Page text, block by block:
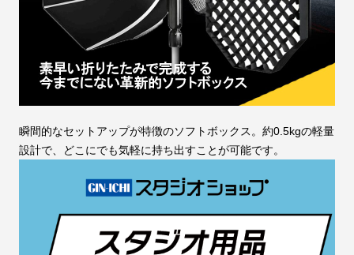
瞬間的なセットアップが特徴のソフトボックス。約0.5kgの軽量
設計で、どこにでも気軽に持ち出すことが可能です。